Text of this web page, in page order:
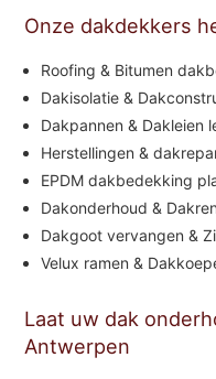
Onze dakdekkers
Roofing & Bitumen
Dakisolatie &
Dakpannen & Dakleien
Herstellingen &
EPDM dakbedekking
Dakonderhoud &
Dakgoot vervangen &
Velux ramen &
Laat uw dak
Antwerpen